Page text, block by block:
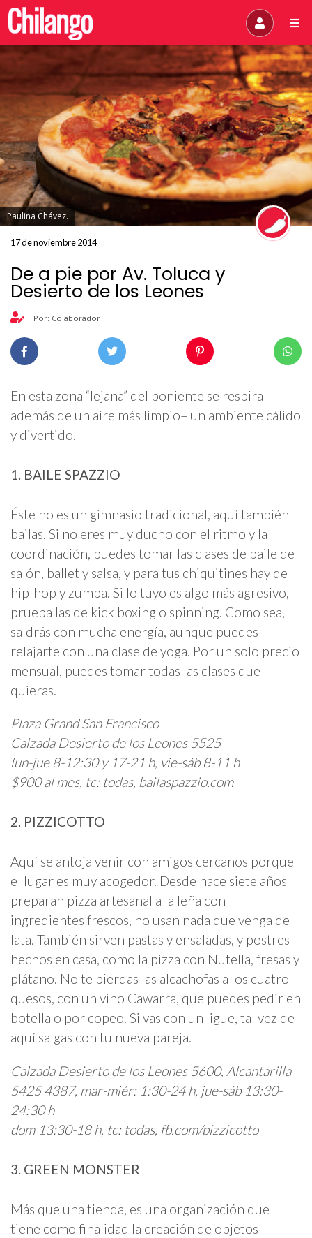
Paulina Chávez.
17 de noviembre 2014
De a pie por Av. Toluca y
Desierto de los Leones
Por: Colaborador
En esta zona “lejana” del poniente se respira –
además de un aire más limpio– un ambiente cálido
y divertido.
1. BAILE SPAZZIO
Éste no es un gimnasio tradicional, aquí también
bailas. Si no eres muy ducho con el ritmo y la
coordinación, puedes tomar las clases de baile de
salón, ballet y salsa, y para tus chiquitines hay de
hip-hop y zumba. Si lo tuyo es algo más agresivo,
prueba las de kick boxing o spinning. Como sea,
saldrás con mucha energía, aunque puedes
relajarte con una clase de yoga. Por un solo precio
mensual, puedes tomar todas las clases que
quieras.
Plaza Grand San Francisco
Calzada Desierto de los Leones 5525
lun-jue 8-12:30 y 17-21 h, vie-sáb 8-11 h
$900 al mes, tc: todas, bailaspazzio.com
2. PIZZICOTTO
Aquí se antoja venir con amigos cercanos porque
el lugar es muy acogedor. Desde hace siete años
preparan pizza artesanal a la leña con
ingredientes frescos, no usan nada que venga de
lata. También sirven pastas y ensaladas, y postres
hechos en casa, como la pizza con Nutella, fresas y
plátano. No te pierdas las alcachofas a los cuatro
quesos, con un vino Cawarra, que puedes pedir en
botella o por copeo. Si vas con un ligue, tal vez de
aquí salgas con tu nueva pareja.
Calzada Desierto de los Leones 5600, Alcantarilla
5425 4387, mar-miér: 1:30-24 h, jue-sáb 13:30-
24:30 h
dom 13:30-18 h, tc: todas, fb.com/pizzicotto
3. GREEN MONSTER
Más que una tienda, es una organización que
tiene como finalidad la creación de objetos